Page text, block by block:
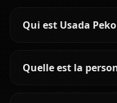
Qui est Usada
Quelle est la